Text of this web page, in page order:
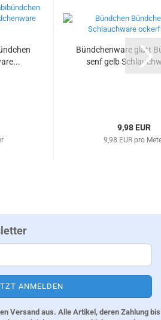
Bündchenware glatt
senf gelb
9,98 EUR
9,98 EUR pro
Versand aus. Alle Artikel, deren Zahlung bis